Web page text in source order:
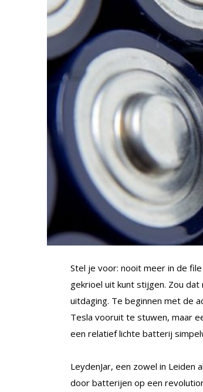
Stel je voor: nooit meer in de
gekrioel uit kunt stijgen. Zou dat
uitdaging. Te beginnen met de
Tesla vooruit te stuwen, maar
een relatief lichte batterij
LeydenJar, een zowel in
door batterijen op een